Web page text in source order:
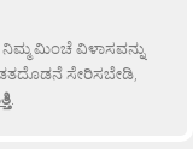
ನಿಮ್ಮ ಮಿಂಚೆ ವಿಳಾಸವನ್ನು
ಸೇರಿಸಬೇಡಿ,
.